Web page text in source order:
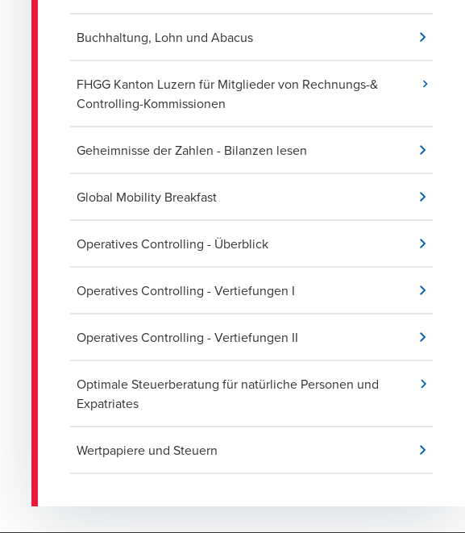
Buchhaltung, Lohn und Abacus
FHGG Kanton Luzern für Mitglieder von Rechnungs-&
Controlling-Kommissionen
Geheimnisse der Zahlen - Bilanzen lesen
Global Mobility Breakfast
Operatives Controlling - Überblick
Operatives Controlling - Vertiefungen I
Operatives Controlling - Vertiefungen II
Optimale Steuerberatung für natürliche Personen und
Expatriates
Wertpapiere und Steuern